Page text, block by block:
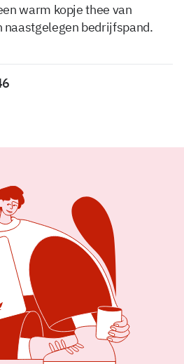
warm kopje thee van
naastgelegen bedrijfspand.